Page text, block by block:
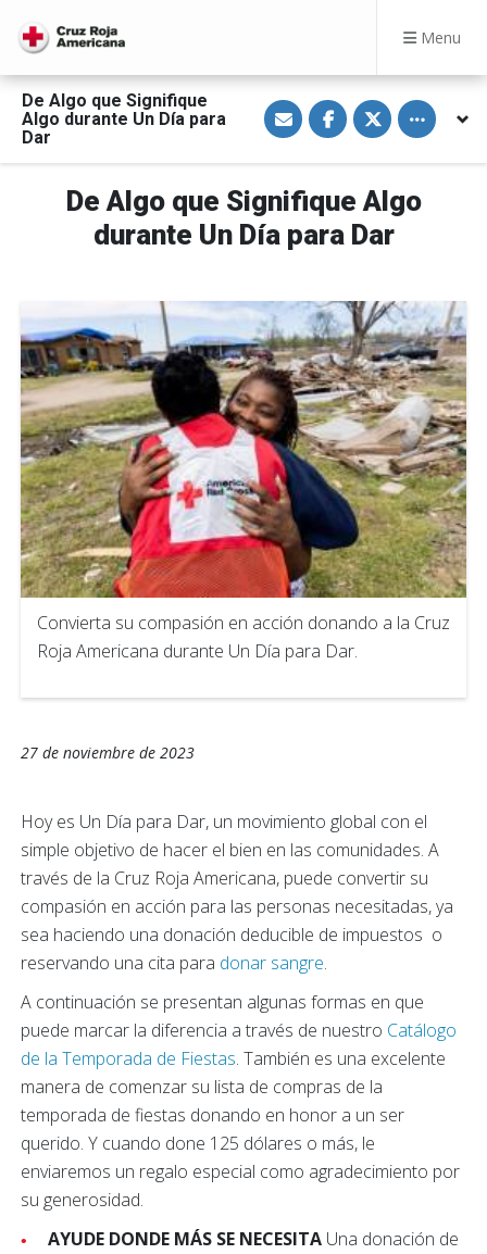
Menu
De Algo que Signifique
Algo durante Un Día para
Dar
S
h
a
e
i
a
E
m
S
h
a
e
n
F
a
c
o
k
S
h
a
e
n
T
w
i
r
Toggle
De Algo que Signifique Algo
durante Un Día para Dar
Convierta su compasión en acción donando a la Cruz
Roja Americana durante Un Día para Dar.
27 de noviembre de 2023
Hoy es Un Día para Dar, un movimiento global con el
simple objetivo de hacer el bien en las comunidades. A
través de la Cruz Roja Americana, puede convertir su
compasión en acción para las personas necesitadas, ya
sea haciendo una donación deducible de impuestos o
reservando una cita para donar sangre.
A continuación se presentan algunas formas en que
puede marcar la diferencia a través de nuestro Catálogo
de la Temporada de Fiestas. También es una excelente
manera de comenzar su lista de compras de la
temporada de fiestas donando en honor a un ser
querido. Y cuando done 125 dólares o más, le
enviaremos un regalo especial como agradecimiento por
su generosidad.
AYUDE DONDE MÁS SE NECESITA Una donación de